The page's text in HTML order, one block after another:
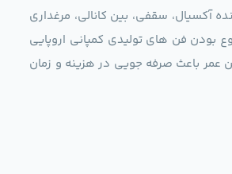
آکسیال، سقفی، بین کانالی، مرغداری
بودن فن های تولیدی کمپانی اروپایی
رو در صرف 13هفته وارد نموده و این عمر باعث صرفه جویی در هزینه و زمان